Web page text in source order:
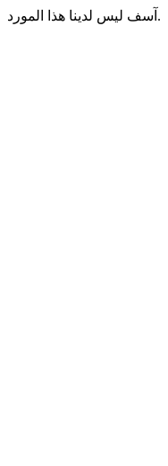
آسف ليس لدينا هذا المورد.